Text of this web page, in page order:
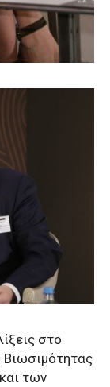
στο
Βιωσιμότητας
των